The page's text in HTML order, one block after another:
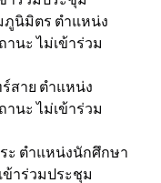
นิมิตร ตำแหน่ง
นะ ไม่เข้าร่วม
สาย ตำแหน่ง
นะ ไม่เข้าร่วม
ระ ตำแหน่งนักศึกษา
ข้าร่วมประชุม